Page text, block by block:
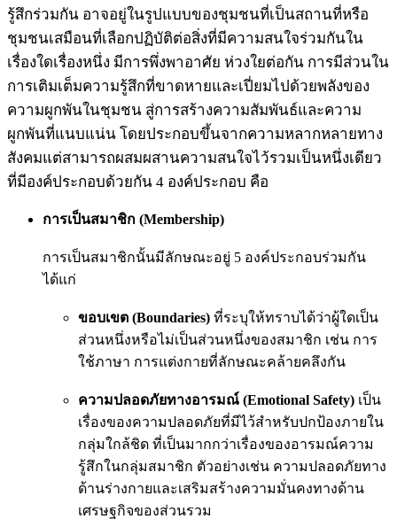
รู้สึกร่วมกัน อาจอยู่ในรูปแบบของชุมชนที่เป็นสถานที่หรือ
ชุมชนเสมือนที่เลือกปฏิบัติต่อสิ่งที่มีความสนใจร่วมกันใน
เรื่องใดเรื่องหนึ่ง มีการพึ่งพาอาศัย ห่วงใยต่อกัน การมีส่วนใน
การเติมเต็มความรู้สึกที่ขาดหายและเปี่ยมไปด้วยพลังของ
ความผูกพันในชุมชน สู่การสร้างความสัมพันธ์และความ
ผูกพันที่แนบแน่น โดยประกอบขึ้นจากความหลากหลายทาง
สังคมแต่สามารถผสมผสานความสนใจไว้รวมเป็นหนึ่งเดียว
ที่มีองค์ประกอบด้วยกัน 4 องค์ประกอบ คือ
การเป็นสมาชิก (Membership)
การเป็นสมาชิกนั้นมีลักษณะอยู่ 5 องค์ประกอบร่วมกัน
ได้แก่
ขอบเขต (Boundaries) ที่ระบุให้ทราบได้ว่าผู้ใดเป็น
ส่วนหนึ่งหรือไม่เป็นส่วนหนึ่งของสมาชิก เช่น การ
ใช้ภาษา การแต่งกายที่ลักษณะคล้ายคลึงกัน
ความปลอดภัยทางอารมณ์ (Emotional Safety) เป็น
เรื่องของความปลอดภัยที่มีไว้สำหรับปกป้องภายใน
กลุ่มใกล้ชิด ที่เป็นมากกว่าเรื่องของอารมณ์ความ
รู้สึกในกลุ่มสมาชิก ตัวอย่างเช่น ความปลอดภัยทาง
ด้านร่างกายและเสริมสร้างความมั่นคงทางด้าน
เศรษฐกิจของส่วนรวม